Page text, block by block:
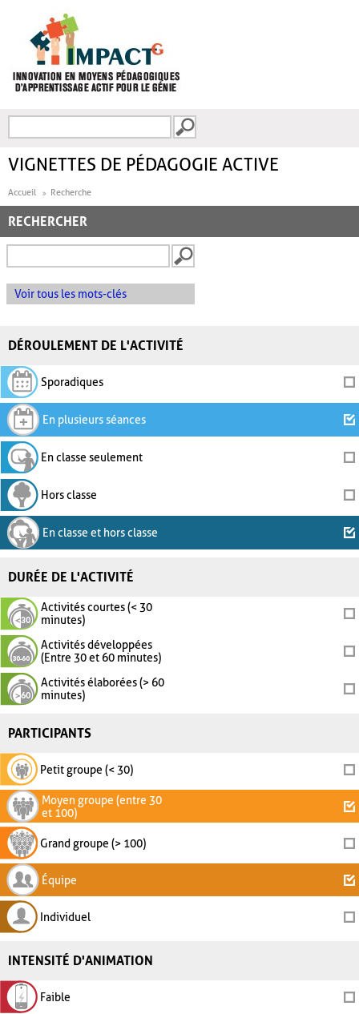
FORMULAIRE DE
VIGNETTES DE PÉDAGOGIE ACTIVE
Accueil Recherche
RECHERCHER
Voir tous les mots-clés
DÉROULEMENT DE L'ACTIVITÉ
Sporadiques
En plusieurs séances
En classe seulement
Hors classe
En classe et hors classe
DURÉE DE L'ACTIVITÉ
Activités courtes (< 30
minutes)
Activités développées
(Entre 30 et 60 minutes)
Activités élaborées (> 60
minutes)
PARTICIPANTS
Petit groupe (< 30)
Moyen groupe (entre 30
et 100)
Grand groupe (> 100)
Équipe
Individuel
INTENSITÉ D'ANIMATION
Faible